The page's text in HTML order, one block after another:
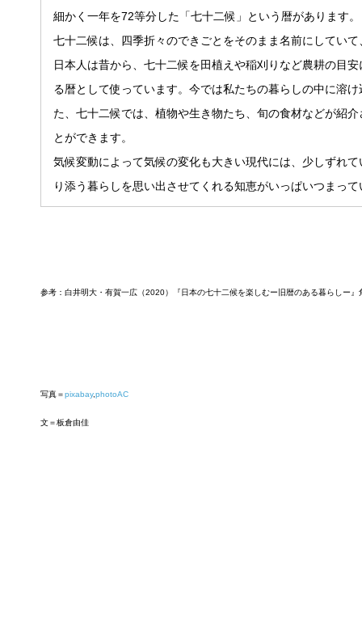
細かく一年を72等分した「七十二候」という暦があります。
七十二候は、四季折々のできごとをそのまま名前にしてい
日本人は昔から、七十二候を田植えや稲刈りなど農耕の目
る暦として使っています。今では私たちの暮らしの中に溶
た、七十二候では、植物や生き物たち、旬の食材などが紹
とができます。
気候変動によって気候の変化も大きい現代には、少しずれ
り添う暮らしを思い出させてくれる知恵がいっぱいつまって
参考：白井明大・有賀一広（2020）『日本の七十二候を楽しむー旧暦のある暮らしー』
写真＝pixabay,photoAC
文＝板倉由佳